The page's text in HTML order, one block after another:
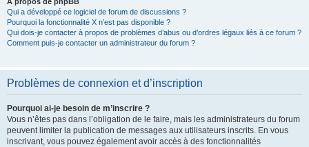
Qui a développé ce logiciel de forum de discussions ?
Pourquoi la fonctionnalité X n’est pas disponible ?
Qui dois-je contacter à propos de problèmes d’abus ou d’ordres légaux liés à ce forum ?
Comment puis-je contacter un administrateur du forum ?
Problèmes de connexion et d’inscription
Pourquoi ai-je besoin de m’inscrire ?
Vous n’êtes pas dans l’obligation de le faire, mais les administrateurs du forum
peuvent limiter la publication de messages aux utilisateurs inscrits. En vous
inscrivant, vous pouvez également avoir accès à des fonctionnalités